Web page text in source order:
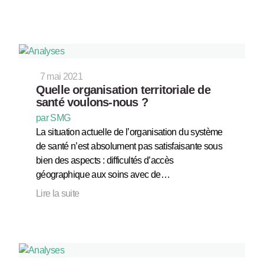
7 mai 2021
Quelle organisation territoriale de
santé voulons-nous ?
par SMG
La situation actuelle de l’organisation du système
de santé n’est absolument pas satisfaisante sous
bien des aspects : difficultés d’accès
géographique aux soins avec de…
Lire la suite